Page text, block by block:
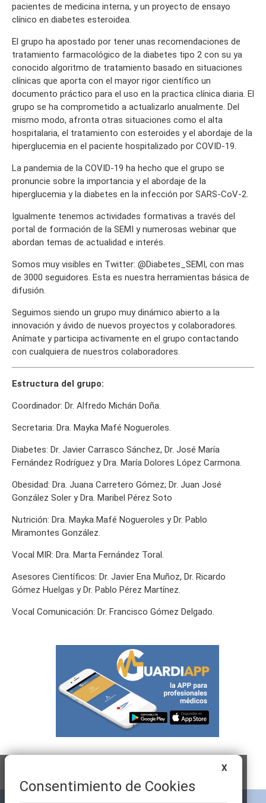
pacientes de medicina interna, y un proyecto de ensayo
clínico en diabetes esteroidea.
El grupo ha apostado por tener unas recomendaciones de
tratamiento farmacológico de la diabetes tipo 2 con su ya
conocido algoritmo de tratamiento basado en situaciones
clínicas que aporta con el mayor rigor científico un
documento práctico para el uso en la practica clínica diaria. El
grupo se ha comprometido a actualizarlo anualmente. Del
mismo modo, afronta otras situaciones como el alta
hospitalaria, el tratamiento con esteroides y el abordaje de la
hiperglucemia en el paciente hospitalizado por COVID-19.
La pandemia de la COVID-19 ha hecho que el grupo se
pronuncie sobre la importancia y el abordaje de la
hiperglucemia y la diabetes en la infección por SARS-CoV-2.
Igualmente tenemos actividades formativas a través del
portal de formación de la SEMI y numerosas webinar que
abordan temas de actualidad e interés.
Somos muy visibles en Twitter: @Diabetes_SEMI, con mas
de 3000 seguidores. Esta es nuestra herramientas básica de
difusión.
Seguimos siendo un grupo muy dinámico abierto a la
innovación y ávido de nuevos proyectos y colaboradores.
Anímate y participa activamente en el grupo contactando
con cualquiera de nuestros colaboradores.
Estructura del grupo:
Coordinador: Dr. Alfredo Michán Doña.
Secretaria: Dra. Mayka Mafé Nogueroles.
Diabetes: Dr. Javier Carrasco Sánchez, Dr. José María
Fernández Rodríguez y Dra. María Dolores López Carmona.
Obesidad: Dra. Juana Carretero Gómez; Dr. Juan José
González Soler y Dra. Maribel Pérez Soto
Nutrición: Dra. Mayka Mafé Nogueroles y Dr. Pablo
Miramontes González.
Vocal MIR: Dra. Marta Fernández Toral.
Asesores Científicos: Dr. Javier Ena Muñoz, Dr. Ricardo
Gómez Huelgas y Dr. Pablo Pérez Martínez.
Vocal Comunicación: Dr. Francisco Gómez Delgado.
X
Consentimiento de Cookies